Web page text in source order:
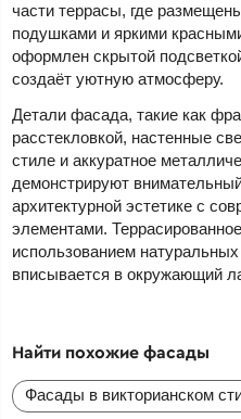
части террасы, где
подушками и яркими
оформлен скрытой
создаёт уютную атмосферу.
Детали фасада, такие как
расстекловкой, настенные
стиле и аккуратное
демонстрируют
архитектурной эстетике с
элементами.
использованием
вписывается в окружающий
Найти похожие фасады
Фасады в викторианском